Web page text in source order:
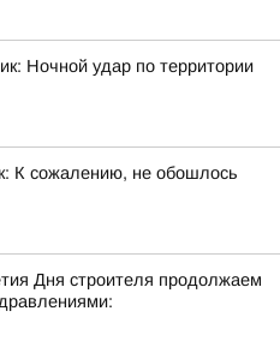
Ночной удар по территории
К сожалению, не обошлось
Дня строителя продолжаем